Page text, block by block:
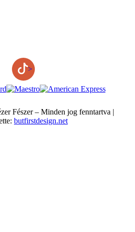
>
Fészer – Minden jog fenntartva |
butfirstdesign.net